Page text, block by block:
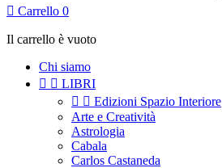
 Carrello 0
Il carrello è vuoto
Chi siamo
  LIBRI
  Edizioni Spazio Interiore
Arte e Creatività
Astrologia
Cabala
Carlos Castaneda